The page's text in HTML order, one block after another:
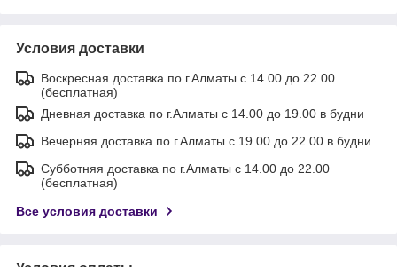
Условия доставки
Воскресная доставка по г.Алматы с 14.00 до 22.00
(бесплатная)
Дневная доставка по г.Алматы с 14.00 до 19.00 в будни
Вечерняя доставка по г.Алматы с 19.00 до 22.00 в будни
Субботняя доставка по г.Алматы с 14.00 до 22.00
(бесплатная)
Все условия доставки